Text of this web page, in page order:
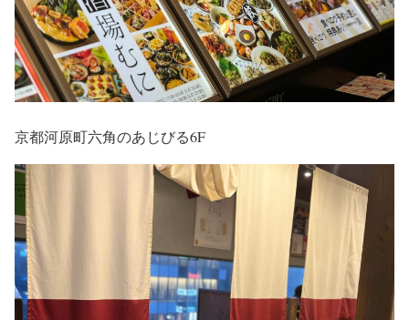
京都河原町六角のあじびる6F